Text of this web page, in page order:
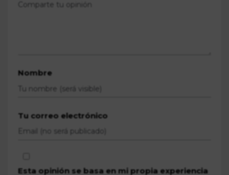
Nombre
Tu correo electrónico
Esta opinión se basa en mi propia experiencia